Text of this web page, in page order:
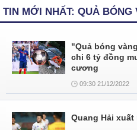
TIN MỚI NHẤT: QUẢ BÓNG
"Quả bóng
chi 6 tỷ đồng
cương
09:30 21/12/2022
Quang Hải